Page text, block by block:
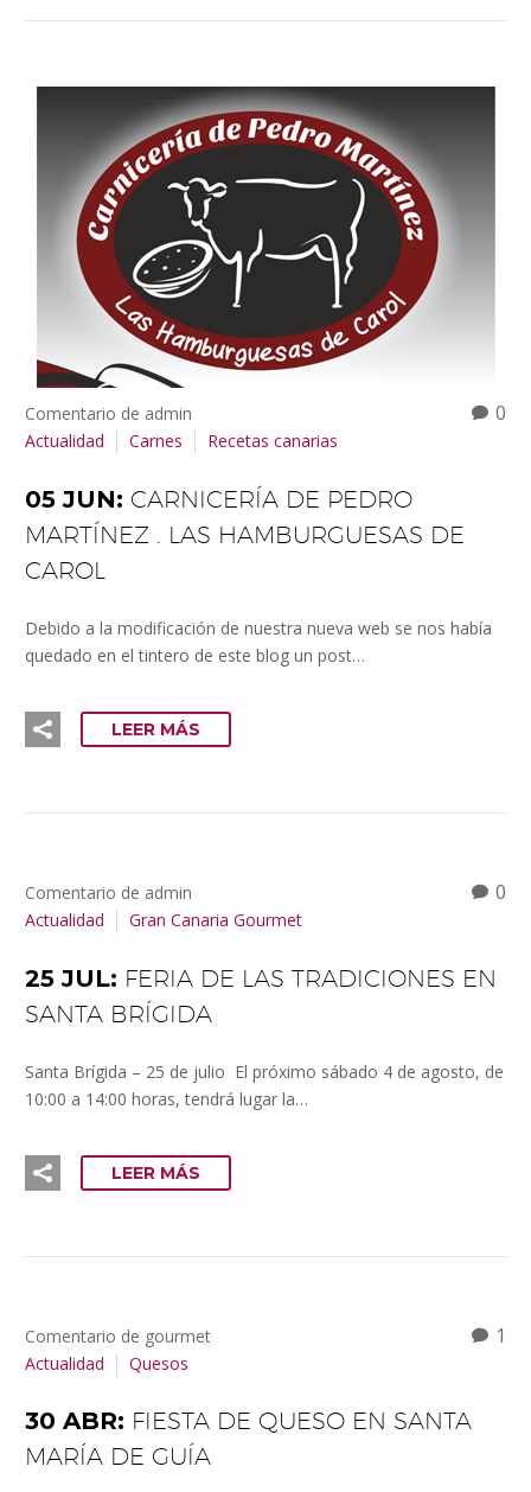
0
Comentario de admin
Actualidad
Carnes Recetas canarias
05 JUN: CARNICERÍA DE PEDRO
MARTÍNEZ . LAS HAMBURGUESAS DE
CAROL
Debido a la modificación de nuestra nueva web se nos había
quedado en el tintero de este blog un post…
LEER MÁS
0
Comentario de admin
Actualidad
Gran Canaria Gourmet
25 JUL: FERIA DE LAS TRADICIONES EN
SANTA BRÍGIDA
Santa Brígida – 25 de julio El próximo sábado 4 de agosto, de
10:00 a 14:00 horas, tendrá lugar la…
LEER MÁS
1
Comentario de gourmet
Actualidad
Quesos
30 ABR: FIESTA DE QUESO EN SANTA
MARÍA DE GUÍA